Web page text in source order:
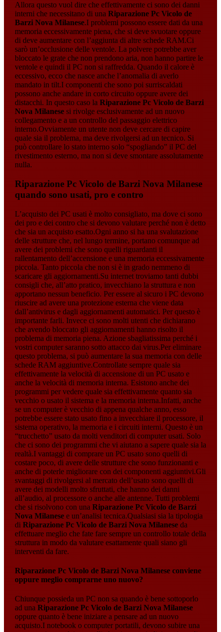
Allora questo vuol dire che effettivamente ci sono dei danni
interni che necessitano di una Riparazione Pc Vicolo de
Barzi Nova Milanese.I problemi possono essere dati da una
memoria eccessivamente piena, che si deve svuotare oppure
di deve aumentare con l’aggiunta di altre schede RAM.Ci
sarò un’occlusione delle ventole. La polvere potrebbe aver
bloccato le grate che non prendono aria, non hanno partire le
ventole e quindi il PC non si raffredda. Quando il calore è
eccessivo, ecco che nasce anche l’anomalia di averlo
mandato in tilt.I componenti che sono poi surriscaldati
possono anche andare in corto circuito oppure avere dei
distacchi. In questo caso la Riparazione Pc Vicolo de Barzi
Nova Milanesesi rivolge esclusivamente ad un nuovo
collegamento e a un controllo del passaggio elettrico
interno.Ovviamente un utente non deve cercare di capire
quale sia il problema, ma deve rivolgersi ad un tecnico. Si
può controllare lo stato interno solo “spogliando” il PC del
rivestimento esterno, ma non si deve smontare assolutamente
nulla.
Riparazione Pc Vicolo de Barzi Nova Milanese
quando sono usati, pro e contro
L’acquisto dei PC usati è molto consigliato, ma dove ci sono
dei pro e dei contro che si devono valutare perché non è detto
che sia un acquisto esatto.Ogni anno si ha una svalutazione
delle strutture che, nel lungo termine, portano comunque ad
avere dei problemi che sono quelli riguardanti il
rallentamento dell’accensione e una memoria eccessivamente
piccola. Tanto piccola che non si è in grado nemmeno di
scaricare gli aggiornamenti.Su internet troviamo tanti dubbi
consigli che, all’atto pratico, invecchiano la struttura e non
apportano nessun beneficio. Per essere al sicuro i PC devono
riuscire ad avere una protezione esterna che viene data
dall’antivirus e dagli aggiornamenti automatici. Per questo è
importante farli. Invece ci sono molti utenti che dichiarano
che avendo bloccato gli aggiornamenti hanno risolto il
problema di memoria piena. Azione sbagliatissima perché i
vostri computer saranno sotto attacco dai virus.Per eliminare
questo problema, si può aumentare la sua memoria con delle
schede RAM aggiuntive.Controllate sempre quale sia
effettivamente la velocità di accensione di un PC usato e
anche la velocità di memoria interna. Esistono anche dei
programmi per vedere quale sia effettivamente quanto sia
vecchio o usato il sistema e la memoria interna.Infatti, anche
se un computer è vecchio di appena qualche anno, esso
potrebbe essere stato usato fino a invecchiare il processore, il
sistema operativo, la memoria e i circuiti interni. Questo è un
“trucchetto” usato da molti venditori di computer usati. Solo
che ci sono dei programmi che vi aiutano a sapere quale sia la
realtà.I vantaggi di comprare un PC usato sono quelli di
costare poco, di avere delle strutture che sono funzionanti e
anche di poterle migliorare con dei componenti aggiuntivi.Gli
svantaggi di rivolgersi al mercato dell’usato sono quelli di
avere dei modelli molto sfruttati, che hanno dei danni
all’audio, al processore o anche alle antenne. Tutti problemi
che si risolvono con una Riparazione Pc Vicolo de Barzi
Nova Milanesee un’analisi tecnica.Qualsiasi sia la tipologia
di Riparazione Pc Vicolo de Barzi Nova Milaneseda
effettuare meglio che fate fare sempre un controllo totale della
struttura in modo da valutare esattamente quali siano gli
interventi da fare.
Riparazione Pc Vicolo de Barzi Nova Milaneseconviene
oppure meglio comprarne uno nuovo?
Chiunque possieda un PC non sa quando è bene sottoporlo
ad una Riparazione Pc Vicolo de Barzi Nova Milanese
oppure quanto è bene iniziare a pensare ad un nuovo
acquisto.I notebook o computer portatili, devono subire una